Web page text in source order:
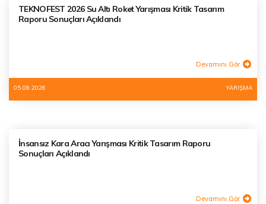
TEKNOFEST 2026 Su Altı Roket Yarışması Kritik Tasarım
Raporu Sonuçları Açıklandı
Devamını Gör
05.08.2026 YARIŞMA
İnsansız Kara Aracı Yarışması Kritik Tasarım Raporu
Sonuçları Açıklandı
Devamını Gör